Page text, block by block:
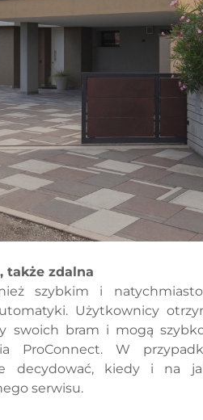
także zdalna
szybkim i
Użytkownicy
swoich bram i mogą
ProConnect. W
decydować, kiedy i na
serwisu.